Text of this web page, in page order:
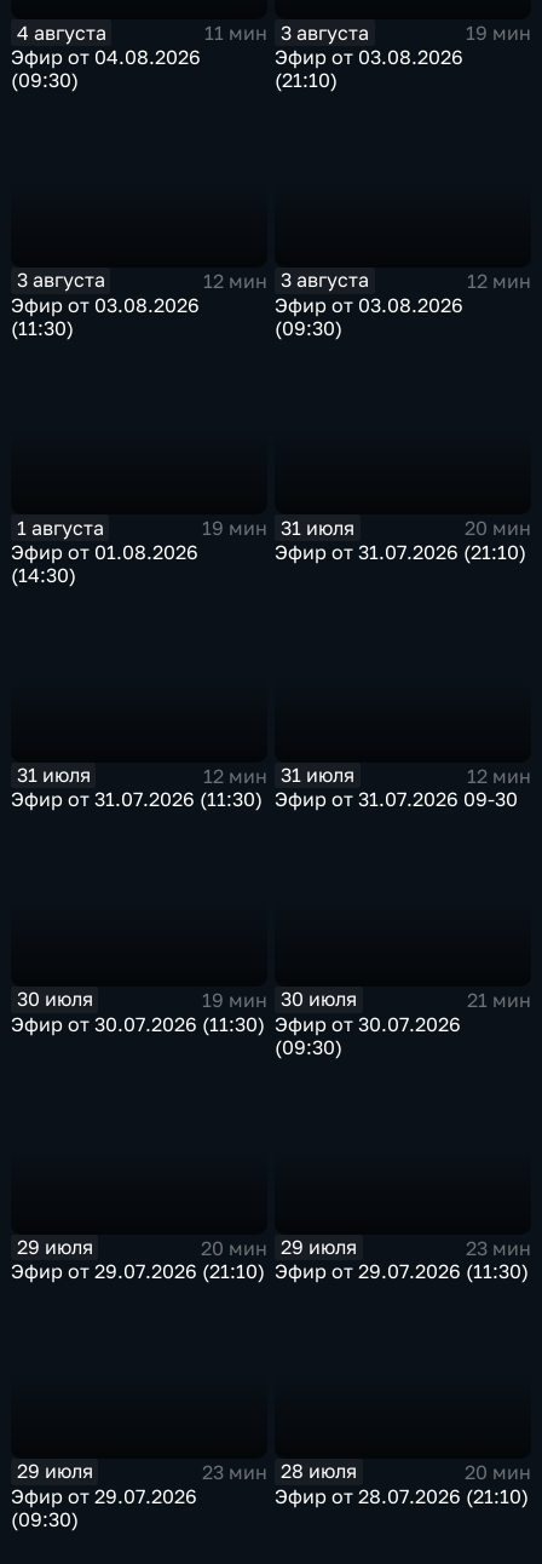
4 августа
11 мин
Эфир от 04.08.2026
(09:30)
3 августа
19 мин
Эфир от 03.08.2026
(21:10)
3 августа
12 мин
Эфир от 03.08.2026
(11:30)
3 августа
12 мин
Эфир от 03.08.2026
(09:30)
1 августа
19 мин
Эфир от 01.08.2026
(14:30)
31 июля
20 мин
Эфир от 31.07.2026 (21:10)
31 июля
12 мин
Эфир от 31.07.2026 (11:30)
31 июля
12 мин
Эфир от 31.07.2026 09-30
30 июля
19 мин
Эфир от 30.07.2026 (11:30)
30 июля
21 мин
Эфир от 30.07.2026
(09:30)
29 июля
20 мин
Эфир от 29.07.2026 (21:10)
29 июля
23 мин
Эфир от 29.07.2026 (11:30)
29 июля
23 мин
Эфир от 29.07.2026
(09:30)
28 июля
20 мин
Эфир от 28.07.2026 (21:10)